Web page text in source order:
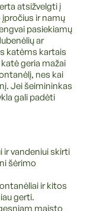
atsižvelgti į
ir namų
pasiekiamų
ar
katėms kartais
geria mažai
nes kai
Jei šeimininkas
gali padėti
ir vandeniui skirti
šėrimo
ir kitos
gerti.
maisto